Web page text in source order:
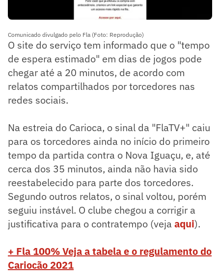
Comunicado divulgado pelo Fla (Foto: Reprodução)
O site do serviço tem informado que o "tempo
de espera estimado" em dias de jogos pode
chegar até a 20 minutos, de acordo com
relatos compartilhados por torcedores nas
redes sociais.
Na estreia do Carioca, o sinal da "FlaTV+" caiu
para os torcedores ainda no início do primeiro
tempo da partida contra o Nova Iguaçu, e, até
cerca dos 35 minutos, ainda não havia sido
reestabelecido para parte dos torcedores.
Segundo outros relatos, o sinal voltou, porém
seguiu instável. O clube chegou a corrigir a
justificativa para o contratempo (veja aqui).
+ Fla 100% Veja a tabela e o regulamento do
Cariocão 2021